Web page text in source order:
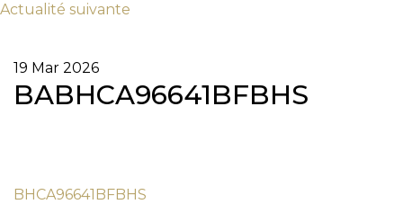
Actualité suivante
19 Mar 2026
BABHCA96641BFBHS
BHCA96641BFBHS